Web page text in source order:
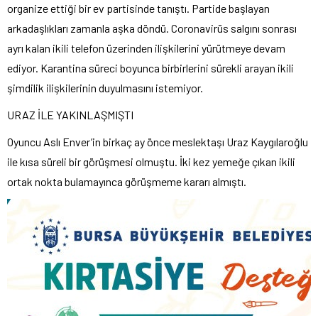
organize ettiği bir ev partisinde tanıştı. Partide başlayan
arkadaşlıkları zamanla aşka döndü. Coronavirüs salgını sonrası
ayrı kalan ikili telefon üzerinden ilişkilerini yürütmeye devam
ediyor. Karantina süreci boyunca birbirlerini sürekli arayan ikili
şimdilik ilişkilerinin duyulmasını istemiyor.
URAZ İLE YAKINLAŞMIŞTI
Oyuncu Aslı Enver’in birkaç ay önce meslektaşı Uraz Kaygılaroğlu
ile kısa süreli bir görüşmesi olmuştu. İki kez yemeğe çıkan ikili
ortak nokta bulamayınca görüşmeme kararı almıştı.